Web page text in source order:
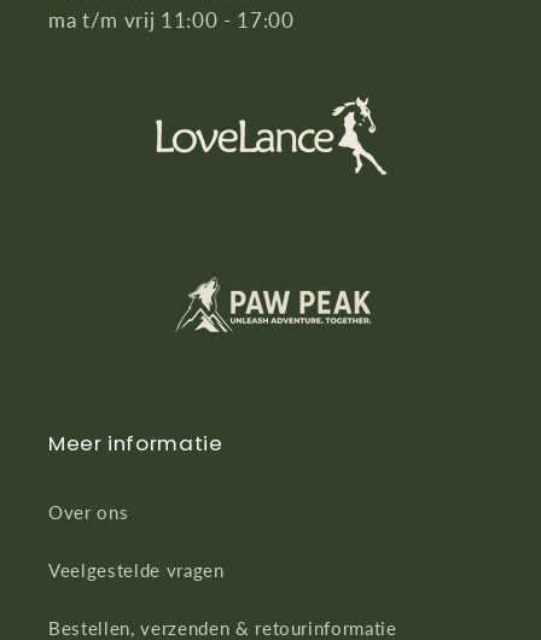
ma t/m vrij 11:00 - 17:00
Meer informatie
Over ons
Veelgestelde vragen
Bestellen, verzenden & retourinformatie